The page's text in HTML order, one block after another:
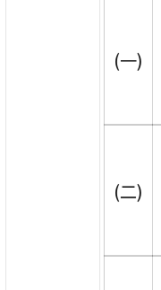
(一)
(二)